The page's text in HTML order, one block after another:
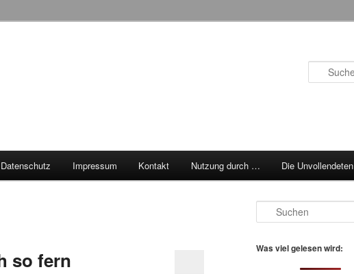
Impressum Kontakt Nutzung durch … Die Unvollendeten
so fern
u
h
Was viel gelesen wird: